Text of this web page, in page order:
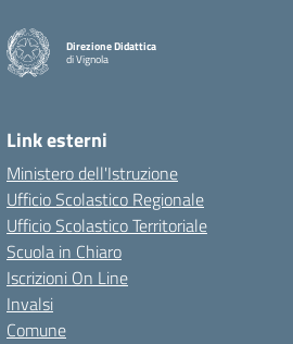
Direzione Didattica
di Vignola
Link esterni
Ministero dell'Istruzione
Ufficio Scolastico Regionale
Ufficio Scolastico Territoriale
Scuola in Chiaro
Iscrizioni On Line
Invalsi
Comune